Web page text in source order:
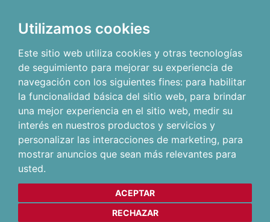
Utilizamos cookies
Este sitio web utiliza cookies y otras tecnologías
de seguimiento para mejorar su experiencia de
navegación con los siguientes fines: para habilitar
la funcionalidad básica del sitio web, para brindar
una mejor experiencia en el sitio web, medir su
interés en nuestros productos y servicios y
personalizar las interacciones de marketing, para
mostrar anuncios que sean más relevantes para
usted.
ACEPTAR
RECHAZAR